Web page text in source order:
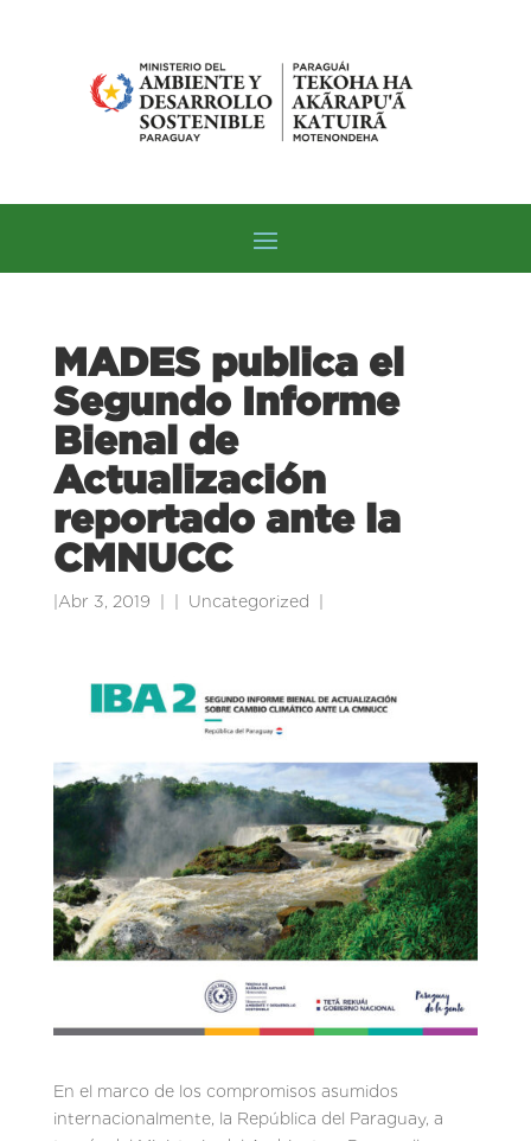
MADES publica el
Segundo Informe
Bienal de
Actualización
reportado ante la
CMNUCC
Abr 3, 2019 Uncategorized
En el marco de los compromisos asumidos
internacionalmente, la República del Paraguay, a